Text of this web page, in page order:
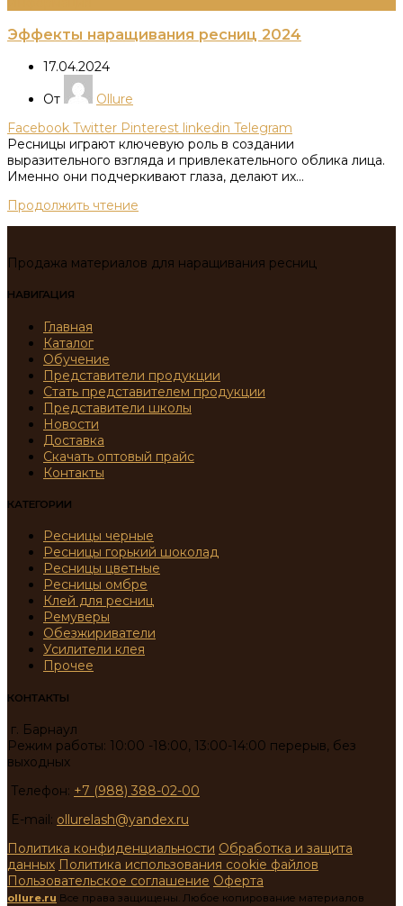
Эффекты наращивания ресниц 2024
17.04.2024
От
Ollure
Facebook Twitter Pinterest linkedin Telegram
Ресницы играют ключевую роль в создании
выразительного взгляда и привлекательного облика лица.
Именно они подчеркивают глаза, делают их...
Продолжить чтение
Продажа материалов для наращивания ресниц
НАВИГАЦИЯ
Главная
Каталог
Обучение
Представители продукции
Стать представителем продукции
Представители школы
Новости
Доставка
Скачать оптовый прайс
Контакты
КАТЕГОРИИ
Ресницы черные
Ресницы горький шоколад
Ресницы цветные
Ресницы омбре
Клей для ресниц
Ремуверы
Обезжириватели
Усилители клея
Прочее
КОНТАКТЫ
г. Барнаул
Режим работы: 10:00 -18:00, 13:00-14:00 перерыв, без
выходных
Телефон: +7 (988) 388-02-00
E-mail: ollurelash@yandex.ru
Политика конфиденциальности Обработка и защита
данных Политика использования cookie файлов
Пользовательское соглашение Оферта
ollure.ru Все права защищены. Любое копирование материалов